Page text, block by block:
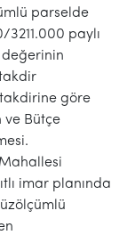
parselde
3211.000 paylı
takdirine göre
ve Bütçe
imar planında